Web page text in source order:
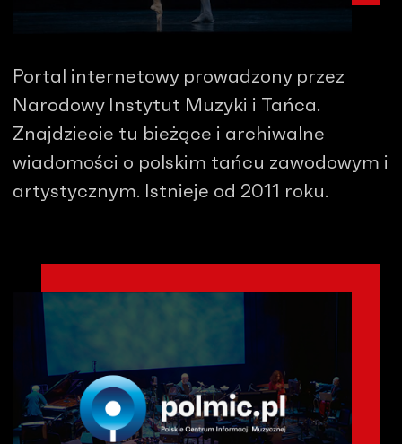
Portal internetowy prowadzony przez
Narodowy Instytut Muzyki i Tańca.
Znajdziecie tu bieżące i archiwalne
wiadomości o polskim tańcu zawodowym i
artystycznym. Istnieje od 2011 roku.